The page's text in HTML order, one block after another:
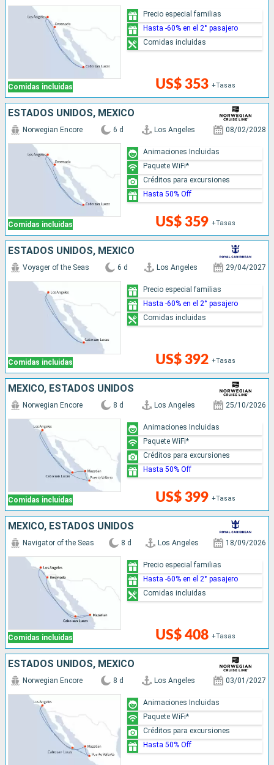
Comidas incluidas US$ 353 +Tasas
Precio especial familias
Hasta -60% en el 2° pasajero
Comidas incluidas
ESTADOS UNIDOS, MÉXICO
Comidas incluidas
Norwegian Encore 6 d Los Angeles 08/02/2028
US$ 359 +Tasas
Animaciones Incluidas
Paquete WiFi*
Créditos para excursiones
Hasta 50% Off
ESTADOS UNIDOS, MÉXICO
Comidas incluidas
Voyager of the Seas 6 d Los Angeles 29/04/2027
US$ 392 +Tasas
Precio especial familias
Hasta -60% en el 2° pasajero
Comidas incluidas
MÉXICO, ESTADOS UNIDOS
Comidas incluidas
Norwegian Encore 8 d Los Angeles 25/10/2026
US$ 399 +Tasas
Animaciones Incluidas
Paquete WiFi*
Créditos para excursiones
Hasta 50% Off
MÉXICO, ESTADOS UNIDOS
Comidas incluidas
Navigator of the Seas 8 d Los Angeles 18/09/2026
US$ 408 +Tasas
Precio especial familias
Hasta -60% en el 2° pasajero
Comidas incluidas
ESTADOS UNIDOS, MÉXICO
Norwegian Encore 8 d Los Angeles 03/01/2027
Animaciones Incluidas
Paquete WiFi*
Créditos para excursiones
Hasta 50% Off